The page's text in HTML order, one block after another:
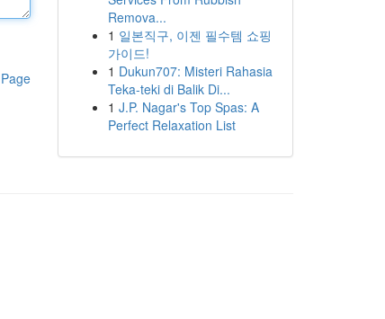
Remova...
1 일본직구, 이젠 필수템 쇼핑
가이드!
1 Dukun707: Misteri Rahasia
Teka-teki di Balik Di...
1 J.P. Nagar's Top Spas: A
Perfect Relaxation List